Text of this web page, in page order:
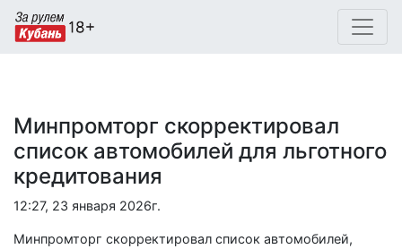
Минпромторг скорректировал
список автомобилей для льготного
кредитования
12:27, 23 января 2026г.
Минпромторг скорректировал список автомобилей,